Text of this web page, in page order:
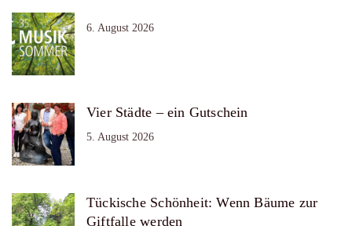
6. August 2026
Vier Städte – ein Gutschein
5. August 2026
Tückische Schönheit: Wenn Bäume zur
Giftfalle werden